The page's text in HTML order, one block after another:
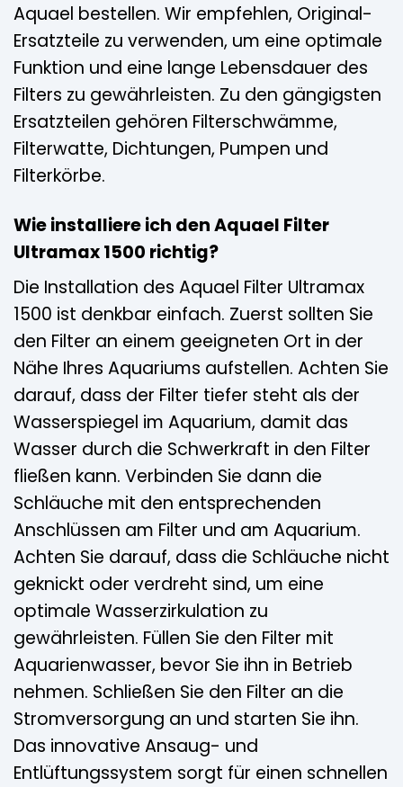
Aquael bestellen. Wir empfehlen, Original-
Ersatzteile zu verwenden, um eine optimale
Funktion und eine lange Lebensdauer des
Filters zu gewährleisten. Zu den gängigsten
Ersatzteilen gehören Filterschwämme,
Filterwatte, Dichtungen, Pumpen und
Filterkörbe.
Wie installiere ich den Aquael Filter
Ultramax 1500 richtig?
Die Installation des Aquael Filter Ultramax
1500 ist denkbar einfach. Zuerst sollten Sie
den Filter an einem geeigneten Ort in der
Nähe Ihres Aquariums aufstellen. Achten Sie
darauf, dass der Filter tiefer steht als der
Wasserspiegel im Aquarium, damit das
Wasser durch die Schwerkraft in den Filter
fließen kann. Verbinden Sie dann die
Schläuche mit den entsprechenden
Anschlüssen am Filter und am Aquarium.
Achten Sie darauf, dass die Schläuche nicht
geknickt oder verdreht sind, um eine
optimale Wasserzirkulation zu
gewährleisten. Füllen Sie den Filter mit
Aquarienwasser, bevor Sie ihn in Betrieb
nehmen. Schließen Sie den Filter an die
Stromversorgung an und starten Sie ihn.
Das innovative Ansaug- und
Entlüftungssystem sorgt für einen schnellen